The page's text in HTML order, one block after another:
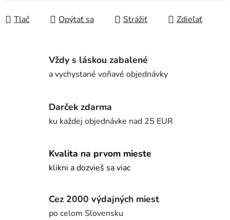
Tlač Opýtať sa Strážiť Zdieľať
Vždy s láskou zabalené
a vychystané voňavé objednávky
Darček zdarma
ku každej objednávke nad 25 EUR
Kvalita na prvom mieste
klikni a dozvieš sa viac
Cez 2000 výdajných miest
po celom Slovensku